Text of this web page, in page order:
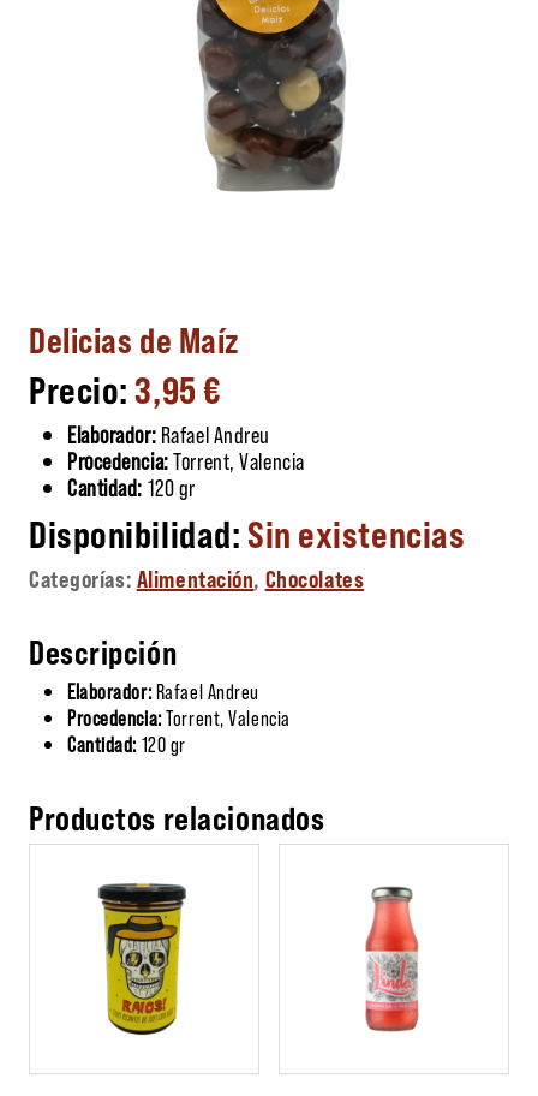
Delicias de Maíz
3,95€
Elaborador: Rafael Andreu
Procedencia:Torrent, Valencia
Cantidad: 120 gr
Sin existencias
Categorías: Alimentación, Chocolates
Descripción
Elaborador:Rafael Andreu
Procedencia:Torrent, Valencia
Cantidad: 120 gr
Productos relacionados